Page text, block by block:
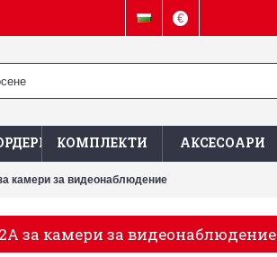
€
КОМПЛЕКТИ АКСЕСОАРИ
камери за видеонаблюдение
за камери за видеонаблюдение